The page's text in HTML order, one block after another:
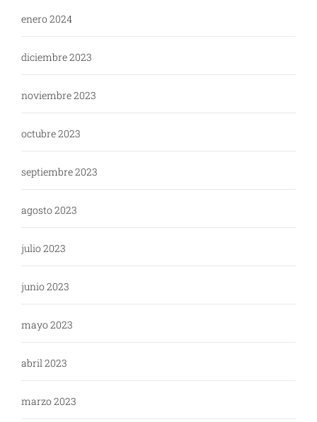
enero 2024
diciembre 2023
noviembre 2023
octubre 2023
septiembre 2023
agosto 2023
julio 2023
junio 2023
mayo 2023
abril 2023
marzo 2023